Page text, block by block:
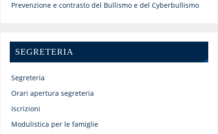
Prevenzione e contrasto del Bullismo e del Cyberbullismo
SEGRETERIA
Segreteria
Orari apertura segreteria
Iscrizioni
Modulistica per le famiglie